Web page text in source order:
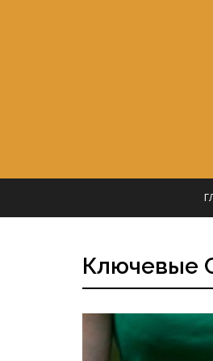
Ключевые